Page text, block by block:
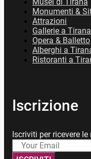
Monumenti &
Attrazioni
Gallerie a Tirana
Opera & Balletto
Alberghi a
Ristoranti a
Iscrizione
Iscriviti per ricevere